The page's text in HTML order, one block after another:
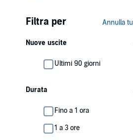
Filtra per Annulla
Nuove uscite
Ultimi 90 giorni
Durata
Fino a 1 ora
1 a 3 ore